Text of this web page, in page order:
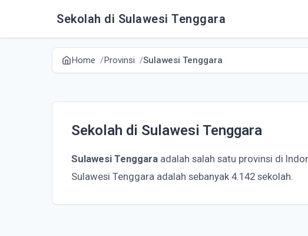
Sekolah di Sulawesi Tenggara
Home Provinsi Sulawesi Tenggara
Sekolah di Sulawesi Tenggara
Sulawesi Tenggara adalah salah satu provinsi di
Sulawesi Tenggara adalah sebanyak 4.142 sekolah.